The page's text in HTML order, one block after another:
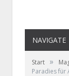
NAVIGATE
Start »
Paradies für